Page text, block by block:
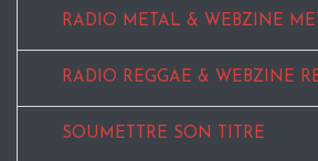
RADIO METAL & WEBZINE
RADIO REGGAE & WEBZINE
SOUMETTRE SON TITRE